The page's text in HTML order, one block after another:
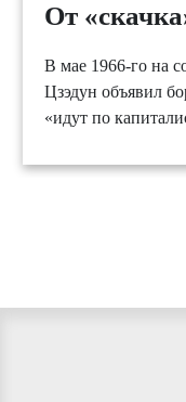
От
В мае 1966-го на
Цзэдун объявил
«идут по